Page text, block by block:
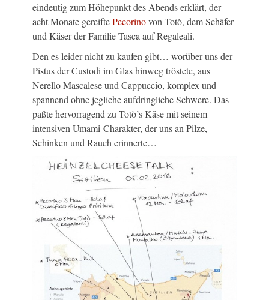
eindeutig zum Höhepunkt des Abends erklärt, der
acht Monate gereiftePecorinovon Totò, dem Schäfer
und Käser der Familie Tasca auf Regaleali.
Den es leider nicht zu kaufen gibt… worüber uns der
Pistus der Custodi im Glas hinweg tröstete, aus
Nerello Mascalese und Cappuccio, komplex und
spannend ohne jegliche aufdringliche Schwere. Das
paßte hervorragend zu Totò’s Käse mit seinem
intensiven Umami-Charakter, der uns an Pilze,
Schinken und Rauch erinnerte…